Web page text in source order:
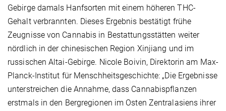
Gebirge damals Hanfsorten mit einem höheren THC-
Gehalt verbrannten. Dieses Ergebnis bestätigt frühe
Zeugnisse von Cannabis in Bestattungsstätten weiter
nördlich in der chinesischen Region Xinjiang und im
russischen Altai-Gebirge. Nicole Boivin, Direktorin am Max-
Planck-Institut für Menschheitsgeschichte: „Die Ergebnisse
unterstreichen die Annahme, dass Cannabispflanzen
erstmals in den Bergregionen im Osten Zentralasiens ihrer